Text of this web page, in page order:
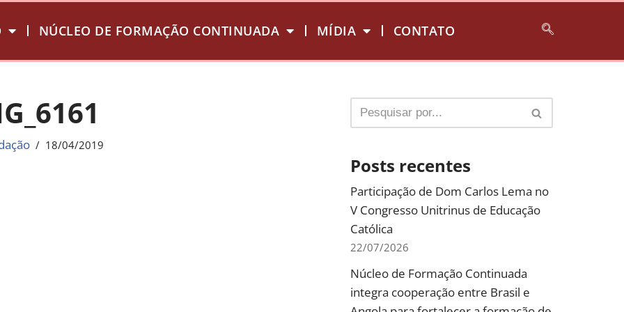
NÚCLEO DE FORMAÇÃO CONTINUADA MÍDIA CONTATO
18/04/2019
Posts recentes
Participação de Dom Carlos Lema no
V Congresso Unitrinus de Educação
Católica
22/07/2026
Núcleo de Formação Continuada
integra cooperação entre Brasil e